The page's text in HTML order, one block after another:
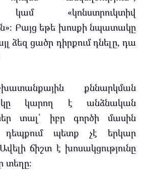
կամ «կոնստրուկտիվ
Բայց եթե խոսքի նպատակը
ձեզ ցածր դիրքում դնելը, դա
քննարկման
կարող է անձնական
տալ՝ իբր գործի մասին
դեպքում պետք չէ երկար
ճիշտ է խոսակցությունը
տեղը։